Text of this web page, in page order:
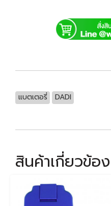
แบตเตอรี่ DADI
สินค้าเกี่ยวข้อง